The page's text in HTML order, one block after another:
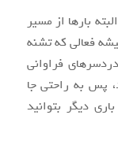
بارها از مسیر
فعالی که تشنه
فراوانی
پس به راحتی جا
دیگر بتوانید